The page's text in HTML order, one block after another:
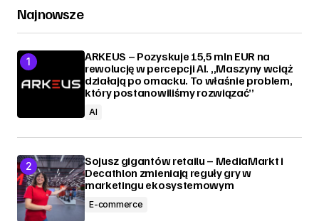
Najnowsze
ARKEUS – Pozyskuje 15,5 mln EUR na
rewolucję w percepcji AI. „Maszyny wciąż
działają po omacku. To właśnie problem,
który postanowiliśmy rozwiązać”
AI
Sojusz gigantów retailu – MediaMarkt i
Decathlon zmieniają reguły gry w
marketingu ekosystemowym
E-commerce